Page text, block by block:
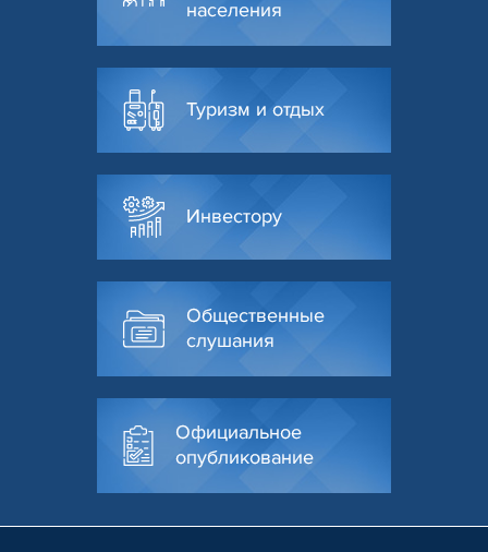
населения
Туризм и отдых
Инвестору
Общественные
слушания
Официальное
опубликование